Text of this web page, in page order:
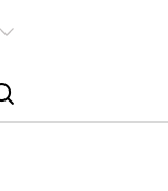
English